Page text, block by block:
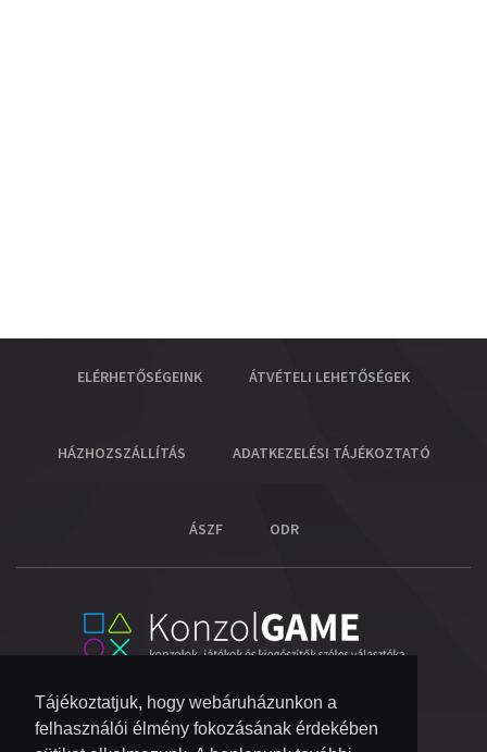
Tájékoztatjuk, hogy webáruházunkon a
felhasználói élmény fokozásának érdekében
ELÉRHETŐSÉGEINK ÁTVÉTELI LEHETŐSÉGEK
HÁZHOZSZÁLLÍTÁS ADATKEZELÉSI TÁJÉKOZTATÓ
ÁSZF ODR